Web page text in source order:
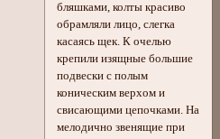
бляшками, колты красиво
обрамляли лицо, слегка
касаясь щек. К очелью
крепили изящные большие
подвески с полым
коническим верхом и
свисающими цепочками. На
мелодично звенящие при